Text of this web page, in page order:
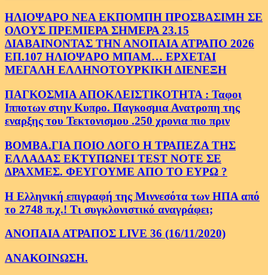
ΗΛΙΟΨΑΡΟ ΝΕΑ ΕΚΠΟΜΠΗ ΠΡΟΣΒΑΣΙΜΗ ΣΕ
ΟΛΟΥΣ ΠΡΕΜΙΕΡΑ ΣΗΜΕΡΑ 23.15
ΔΙΑΒΑΙΝΟΝΤΑΣ ΤΗΝ ΑΝΟΠΑΙΑ ΑΤΡΑΠΟ 2026
ΕΠ.107 ΗΛΙΟΨΑΡΟ ΜΠΑΜ… ΕΡΧΕΤΑΙ
ΜΕΓΑΛΗ ΕΛΛΗΝΟΤΟΥΡΚΙΚΗ ΔΙΕΝΕΞΗ
ΠΑΓΚΟΣΜΙΑ ΑΠΟΚΛΕΙΣΤΙΚΟΤΗΤΑ : Ταφοι
Ιπποτων στην Κυπρο. Παγκοσμια Ανατροπη της
εναρξης του Τεκτονισμου .250 χρονια πιο πριν
ΒΟΜΒΑ.ΓΙΑ ΠΟΙΟ ΛΟΓΟ Η ΤΡΑΠΕΖΑ ΤΗΣ
ΕΛΛΑΔΑΣ ΕΚΤΥΠΩΝΕΙ TEST NOTE ΣΕ
ΔΡΑΧΜΕΣ. ΦΕΥΓΟΥΜΕ ΑΠΟ ΤΟ ΕΥΡΩ ?
Η Ελληνική επιγραφή της Μιννεσότα των ΗΠΑ από
το 2748 π.χ.! Τι συγκλονιστικό αναγράφει;
ΑΝΟΠΑΙΑ ΑΤΡΑΠΟΣ LIVE 36 (16/11/2020)
ΑΝΑΚΟΙΝΩΣΗ.